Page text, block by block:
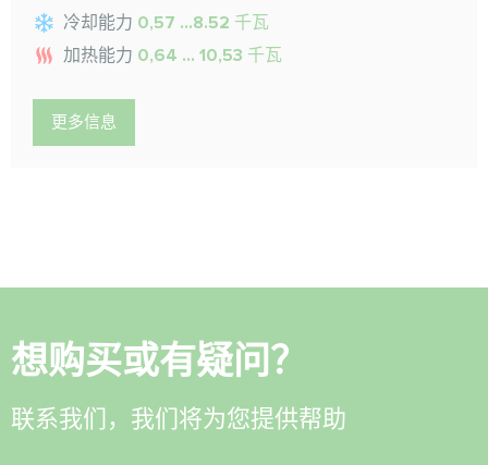
冷却能力 0,57 ...8.52 千瓦
加热能力 0,64 ... 10,53 千瓦
更多信息
想购买或有疑问？
联系我们，我们将为您提供帮助